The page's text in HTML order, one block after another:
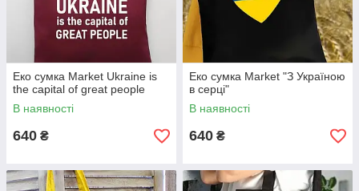
Еко сумка Market Ukraine is
the capital of great people
В наявності
640 ₴
Еко сумка Market "З Україною
в серці"
В наявності
640 ₴